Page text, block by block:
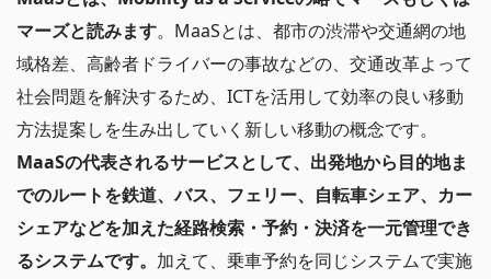
マーズと読みます。MaaSとは、都市の渋滞や交通網の地
域格差、高齢者ドライバーの事故などの、交通改革よって
社会問題を解決するため、ICTを活用して効率の良い移動
方法提案しを生み出していく新しい移動の概念です。
MaaSの代表されるサービスとして、出発地から目的地ま
でのルートを鉄道、バス、フェリー、自転車シェア、カー
シェアなどを加えた経路検索・予約・決済を一元管理でき
るシステムです。 加えて、乗車予約を同じシステムで実施